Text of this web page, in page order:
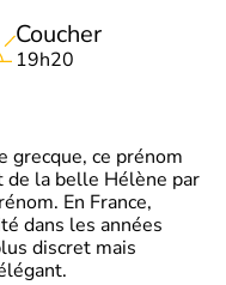
Coucher
19h20
grecque, ce prénom
de la belle Hélène par
En France,
dans les années
discret mais